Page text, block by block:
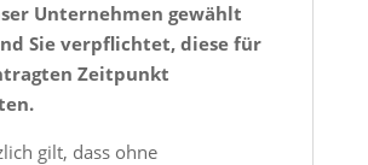
Unternehmen gewählt
Sie verpflichtet, diese für
Zeitpunkt
gilt, dass ohne